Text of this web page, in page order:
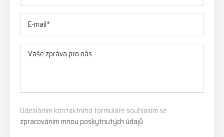
Odesláním kontaktního formuláře souhlasím se
zpracováním mnou poskytnutých údajů